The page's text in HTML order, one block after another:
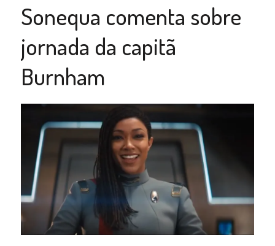
Sonequa comenta sobre
jornada da capitã
Burnham